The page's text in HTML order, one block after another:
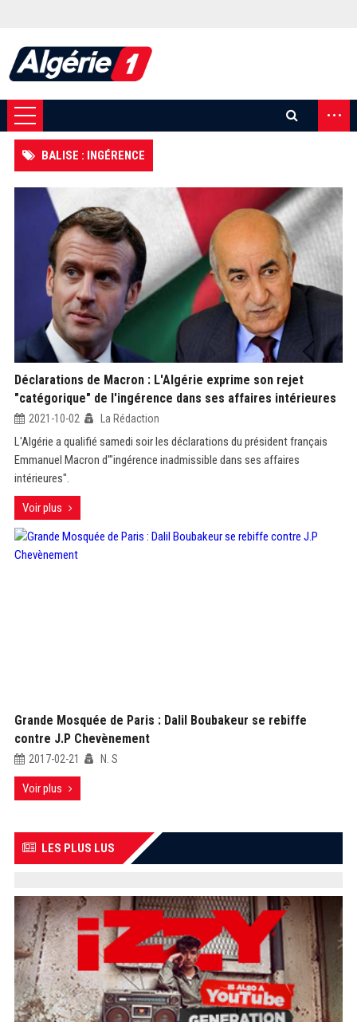
...
BALISE : INGÉRENCE
Déclarations de Macron : L'Algérie exprime son rejet
"catégorique" de l'ingérence dans ses affaires intérieures
2021-10-02 La Rédaction
L'Algérie a qualifié samedi soir les déclarations du président français
Emmanuel Macron d'"ingérence inadmissible dans ses affaires
intérieures".
Voir plus
Grande Mosquée de Paris : Dalil Boubakeur se rebiffe
contre J.P Chevènement
2017-02-21 N. S
Voir plus
LES PLUS LUS